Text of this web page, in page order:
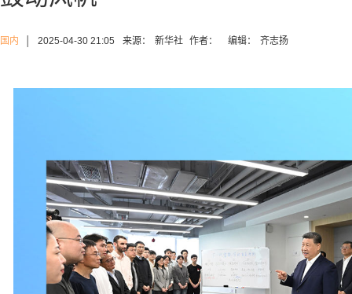
国内 2025-04-30 21:05 来源： 新华社 作者： 编辑： 齐志扬